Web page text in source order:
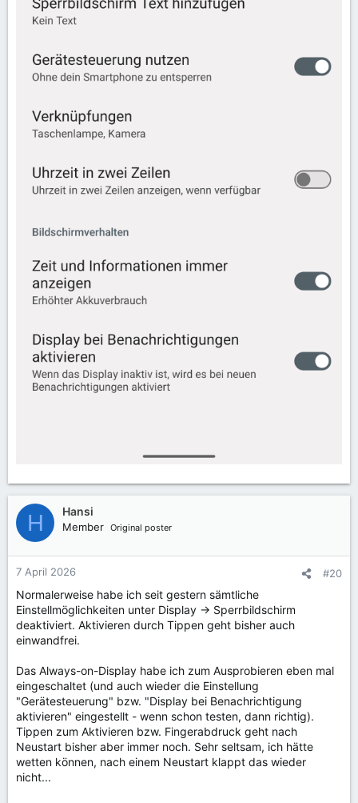
H Hansi
Member Original poster
7 April 2026 #20
Normalerweise habe ich seit gestern sämtliche
Einstellmöglichkeiten unter Display -> Sperrbildschirm
deaktiviert. Aktivieren durch Tippen geht bisher auch
einwandfrei.
Das Always-on-Display habe ich zum Ausprobieren eben mal
eingeschaltet (und auch wieder die Einstellung
"Gerätesteuerung" bzw. "Display bei Benachrichtigung
aktivieren" eingestellt - wenn schon testen, dann richtig).
Tippen zum Aktivieren bzw. Fingerabdruck geht nach
Neustart bisher aber immer noch. Sehr seltsam, ich hätte
wetten können, nach einem Neustart klappt das wieder
nicht...